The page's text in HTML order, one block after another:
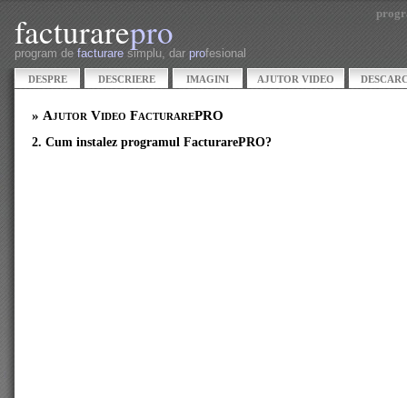
facturarepro
program de facturare simplu, dar profesional
DESPRE DESCRIERE IMAGINI AJUTOR VIDEO
» Ajutor Video FacturarePRO
2. Cum instalez programul FacturarePRO?